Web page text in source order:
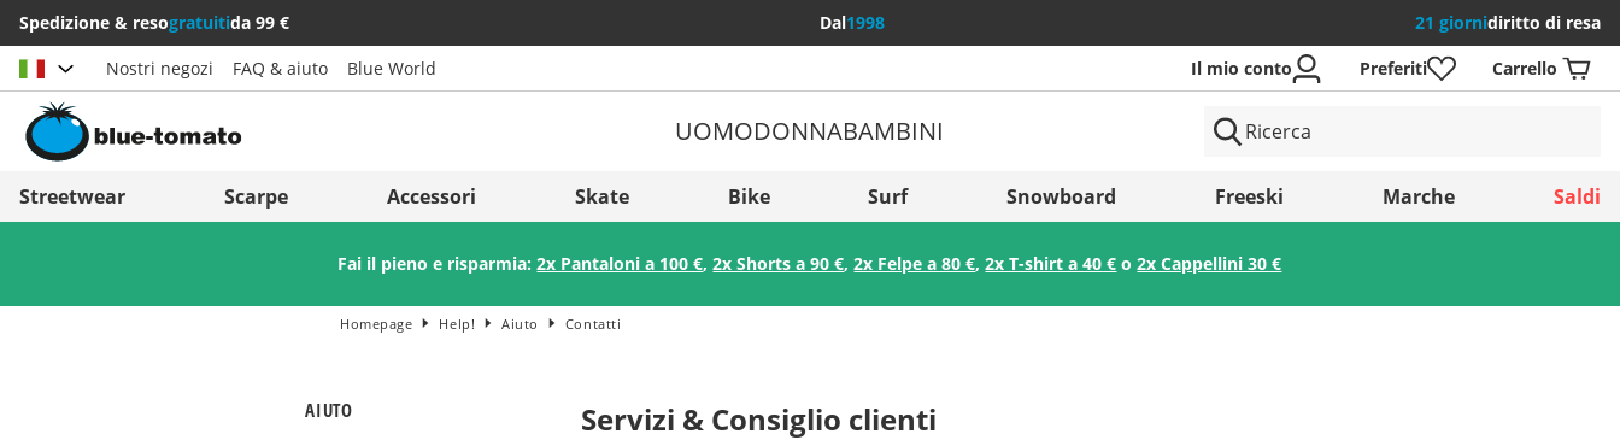
Spedizione & resogratuitida 99 € Dal1998 21 giornidiritto di resa
Scegli il paese
Österreich
Italia (Italiano)
Italien (Deutsch)
España
United Kingdom
Slovenija
België (Nederlands)
Belgique (Français)
Norge
Salva
Nostri negozi FAQ & aiuto Blue World Il mio conto Preferiti Carrello
UOMODONNABAMBINI
Streetwear Scarpe Accessori Skate Bike Surf Snowboard Freeski Marche Saldi
Fai il pieno e risparmia:2x Pantaloni a 100 €,2x Shorts a 90 €,2x Felpe a 80 €,2x T-shirt a 40 € o2x Cappellini 30 €
Homepage Help! Aiuto Contatti
AIUTO Servizi & Consiglio clienti